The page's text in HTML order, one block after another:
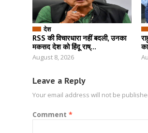
देश
RSS की विचारधारा नहीं बदली, उनका
मकसद देश को हिंदू राष्...
August 8, 2026
Leave a Reply
Your email address will not be
Comment *